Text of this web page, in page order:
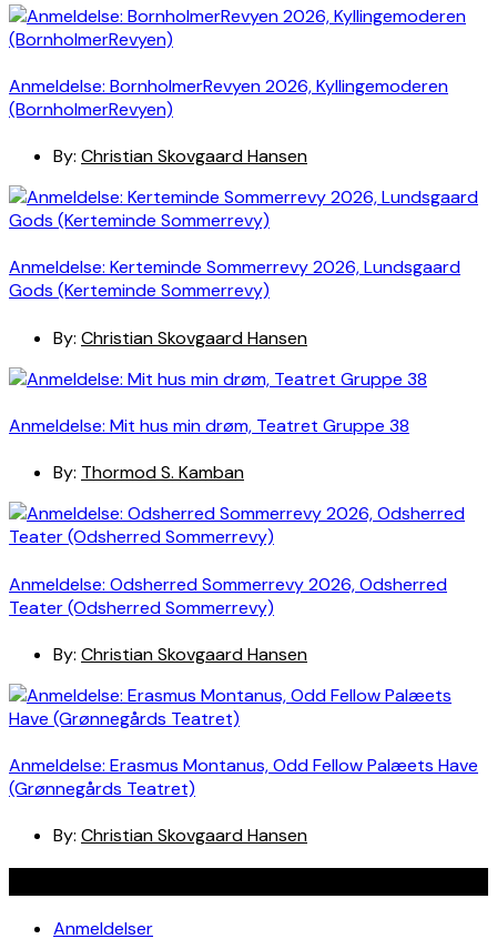
Anmeldelse: BornholmerRevyen 2026, Kyllingemoderen
(BornholmerRevyen)
By: Christian Skovgaard Hansen
Anmeldelse: Kerteminde Sommerrevy 2026, Lundsgaard
Gods (Kerteminde Sommerrevy)
By: Christian Skovgaard Hansen
Anmeldelse: Mit hus min drøm, Teatret Gruppe 38
By: Thormod S. Kamban
Anmeldelse: Odsherred Sommerrevy 2026, Odsherred
Teater (Odsherred Sommerrevy)
By: Christian Skovgaard Hansen
Anmeldelse: Erasmus Montanus, Odd Fellow Palæets Have
(Grønnegårds Teatret)
By: Christian Skovgaard Hansen
Anmeldelser